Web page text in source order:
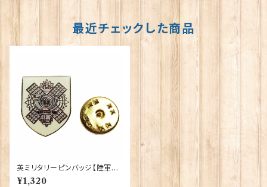
最近チェックした商品
英ミリタリーピンバッジ【陸軍=S
hield Highland Light Infant
¥1,320